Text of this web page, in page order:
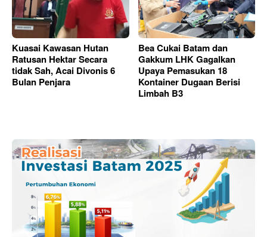
Kuasai Kawasan Hutan
Ratusan Hektar Secara
tidak Sah, Acai Divonis 6
Bulan Penjara
Bea Cukai Batam dan
Gakkum LHK Gagalkan
Upaya Pemasukan 18
Kontainer Dugaan Berisi
Limbah B3